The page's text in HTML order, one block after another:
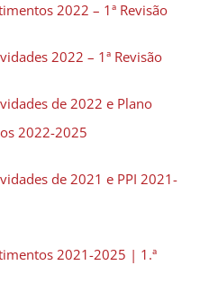
2022 – 1ª Revisão
2022 – 1ª Revisão
de 2022 e Plano
2022-2025
de 2021 e PPI 2021-
2021-2025 | 1.ª